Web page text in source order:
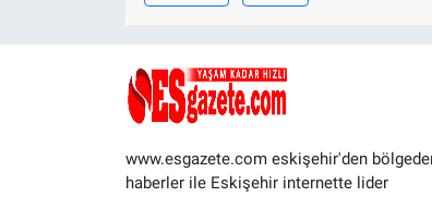
www.esgazete.com eskişehir'den
haberler ile Eskişehir internette lider